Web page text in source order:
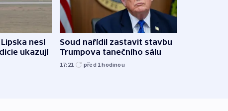
nesl
ukazují
Soud nařídil zastavit stavbu
Trumpova tanečního sálu
17:21 před 1hodinou